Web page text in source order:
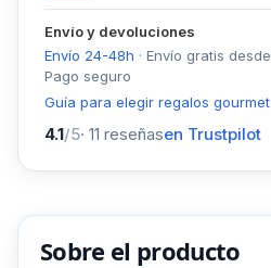
Envío y devoluciones
Envío 24-48h · Envío gratis desde
Pago seguro
Guía para elegir regalos gourmet
4.1/5· 11 reseñasen Trustpilot
Sobre el producto